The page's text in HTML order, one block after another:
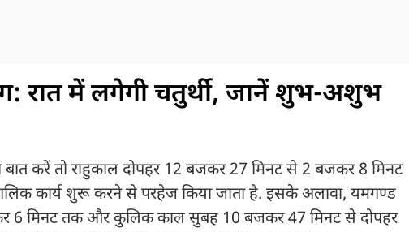
रात में लगेगी चतुर्थी, जानें शुभ-अशुभ
करें तो राहुकाल दोपहर 12 बजकर 27 मिनट से 2 बजकर 8 मिनट
कार्य शुरू करने से परहेज किया जाता है. इसके अलावा, यमगण्ड
6 मिनट तक और कुलिक काल सुबह 10 बजकर 47 मिनट से दोपहर